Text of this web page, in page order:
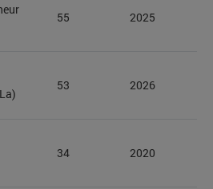
55 2025
53 2026
34 2020